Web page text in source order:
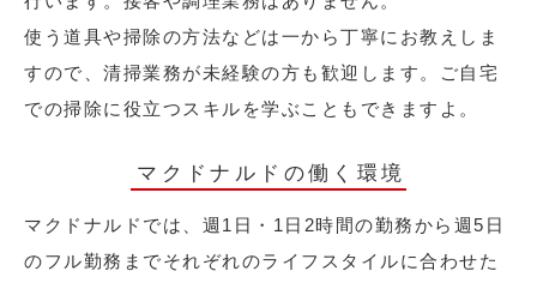
使う道具や掃除の方法などは一から丁寧にお教えしま
すので、清掃業務が未経験の方も歓迎します。ご自宅
での掃除に役立つスキルを学ぶこともできますよ。
マクドナルドの働く環境
マクドナルドでは、週1日・1日2時間の勤務から週5日
のフル勤務までそれぞれのライフスタイルに合わせた